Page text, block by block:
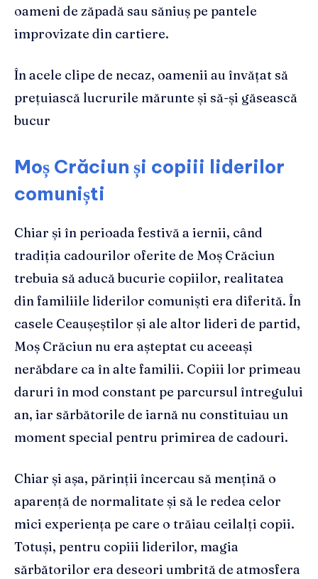
oameni de zăpadă sau săniuș pe pantele
improvizate din cartiere.
În acele clipe de necaz, oamenii au învățat să
prețuiască lucrurile mărunte și să-și găsească
bucur
Moș Crăciun și copiii liderilor
comuniști
Chiar și în perioada festivă a iernii, când
tradiția cadourilor oferite de Moș Crăciun
trebuia să aducă bucurie copiilor, realitatea
din familiile liderilor comuniști era diferită. În
casele Ceaușeștilor și ale altor lideri de partid,
Moș Crăciun nu era așteptat cu aceeași
nerăbdare ca în alte familii. Copiii lor primeau
daruri în mod constant pe parcursul întregului
an, iar sărbătorile de iarnă nu constituiau un
moment special pentru primirea de cadouri.
Chiar și așa, părinții încercau să mențină o
aparență de normalitate și să le redea celor
mici experiența pe care o trăiau ceilalți copii.
Totuși, pentru copiii liderilor, magia
sărbătorilor era deseori umbrită de atmosfera